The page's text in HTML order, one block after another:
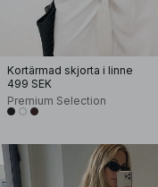
Kortärmad skjorta i linne
499 SEK
Premium Selection